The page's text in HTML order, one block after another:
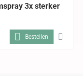
3x sterker
Bestellen